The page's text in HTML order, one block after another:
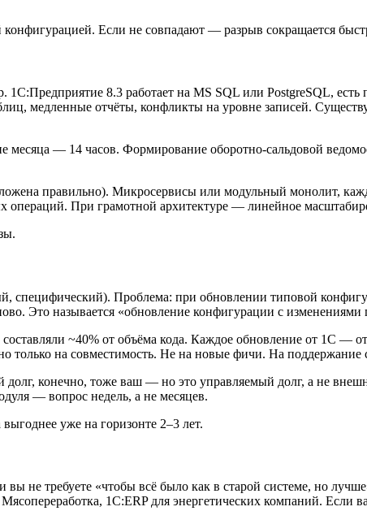
Если не совпадают — разрыв сокращается
8.3 работает на MS SQL или PostgreSQL,
медленные отчёты, конфликты на уровне записей.
месяца — 14 часов. Формирование оборотно-сальдовой
правильно). Микросервисы или модульный монолит,
При грамотной архитектуре — линейное
Проблема: при обновлении типовой
Это называется «обновление конфигурации с изменениями
~40% от объёма кода. Каждое обновление от 1С —
только на совместимость. Не на новые фичи. На поддержание
долг, конечно, тоже ваш — но это управляемый долг, а не
— вопрос недель, а не месяцев.
уже на горизонте 2–3 лет.
вы не требуете «чтобы всё было как в старой системе, но
1С:ERP для энергетических компаний. Если